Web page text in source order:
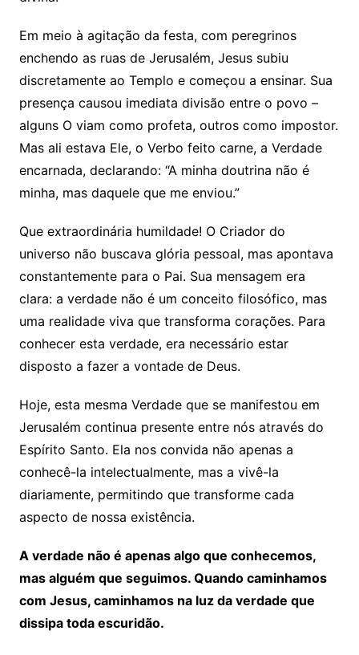
Em meio à agitação da festa, com peregrinos
enchendo as ruas de Jerusalém, Jesus subiu
discretamente ao Templo e começou a ensinar. Sua
presença causou imediata divisão entre o povo –
alguns O viam como profeta, outros como impostor.
Mas ali estava Ele, o Verbo feito carne, a Verdade
encarnada, declarando: “A minha doutrina não é
minha, mas daquele que me enviou.”
Que extraordinária humildade! O Criador do
universo não buscava glória pessoal, mas apontava
constantemente para o Pai. Sua mensagem era
clara: a verdade não é um conceito filosófico, mas
uma realidade viva que transforma corações. Para
conhecer esta verdade, era necessário estar
disposto a fazer a vontade de Deus.
Hoje, esta mesma Verdade que se manifestou em
Jerusalém continua presente entre nós através do
Espírito Santo. Ela nos convida não apenas a
conhecê-la intelectualmente, mas a vivê-la
diariamente, permitindo que transforme cada
aspecto de nossa existência.
A verdade não é apenas algo que conhecemos,
mas alguém que seguimos. Quando caminhamos
com Jesus, caminhamos na luz da verdade que
dissipa toda escuridão.